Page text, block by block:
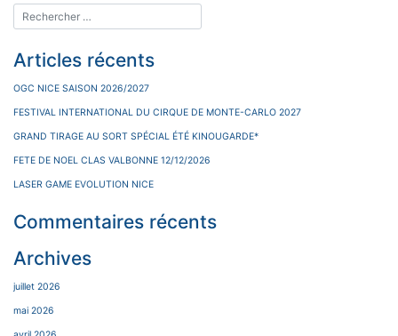
Articles récents
OGC NICE SAISON 2026/2027
FESTIVAL INTERNATIONAL DU CIRQUE DE MONTE-CARLO 2027
GRAND TIRAGE AU SORT SPÉCIAL ÉTÉ KINOUGARDE*
FETE DE NOEL CLAS VALBONNE 12/12/2026
LASER GAME EVOLUTION NICE
Commentaires récents
Archives
juillet 2026
mai 2026